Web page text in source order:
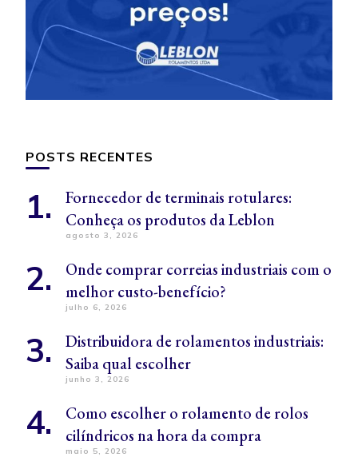
POSTS RECENTES
Fornecedor de terminais rotulares:
Conheça os produtos da Leblon
agosto 3, 2026
Onde comprar correias industriais com o
melhor custo-benefício?
julho 6, 2026
Distribuidora de rolamentos industriais:
Saiba qual escolher
junho 3, 2026
Como escolher o rolamento de rolos
cilíndricos na hora da compra
maio 5, 2026